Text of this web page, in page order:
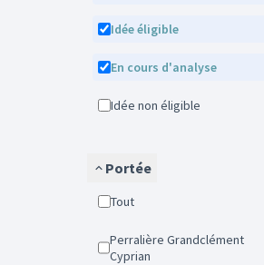
Idée éligible
En cours d'analyse
Idée non éligible
Portée
Tout
Perralière Grandclément
Cyprian